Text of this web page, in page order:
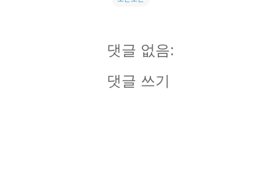
댓글 없음:
댓글 쓰기